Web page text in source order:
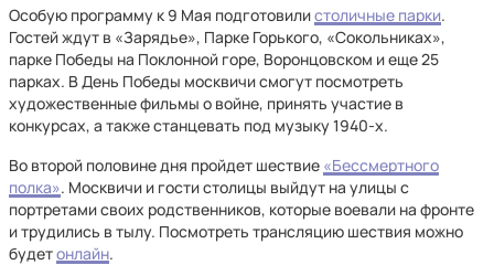
Особую программу к 9 Мая подготовилистоличные парки.
Гостей ждут в «Зарядье», Парке Горького, «Сокольниках»,
парке Победы на Поклонной горе, Воронцовском и еще 25
парках. В День Победы москвичи смогут посмотреть
художественные фильмы о войне, принять участие в
конкурсах, а также станцевать под музыку 1940-х.
Во второй половине дня пройдет шествие «Бессмертного
полка». Москвичи и гости столицы выйдут на улицы с
портретами своих родственников, которые воевали на фронте
и трудились в тылу. Посмотреть трансляцию шествия можно
будетонлайн.